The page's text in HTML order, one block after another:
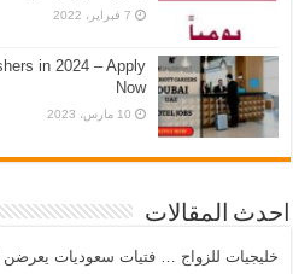
7 فبراير، 2022
in 2024 – Apply
Now
10 مارس، 2023
احدث المقالات
خليجيات للزواج … فتيات سعوديات